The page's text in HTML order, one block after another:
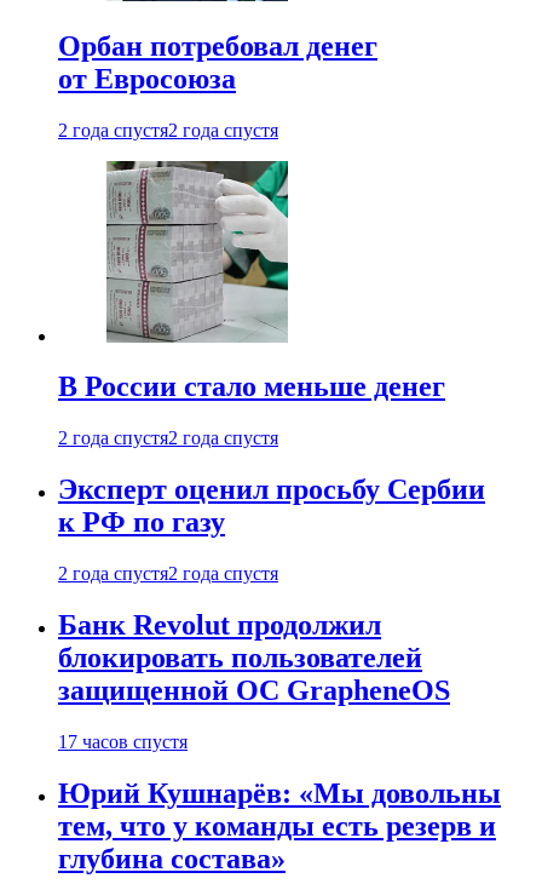
Орбан потребовал денег
от Евросоюза
2 года спустя2 года спустя
В России стало меньше денег
2 года спустя2 года спустя
Эксперт оценил просьбу Сербии
к РФ по газу
2 года спустя2 года спустя
Банк Revolut продолжил
блокировать пользователей
защищенной ОС GrapheneOS
17 часов спустя
Юрий Кушнарёв: «Мы довольны
тем, что у команды есть резерв и
глубина состава»